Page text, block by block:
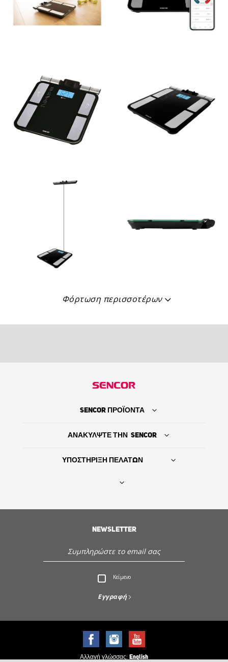
Εξυπηρέτηση - Υποστήριξη πελατών
Ανακαλύψτε την Sencor
Φόρτωση περισσοτέρων
SENCOR ΠΡΟΪΟΝΤΑ
ΑΝΑΚΥΛΨΤΕ ΤΗΝ SENCOR
ΥΠΟΣΤΗΡΙΞΗ ΠΕΛΑΤΩΝ
NEWSLETTER
Κείμενο
Εγγραφή
Αλλαγή γλώσσας: English